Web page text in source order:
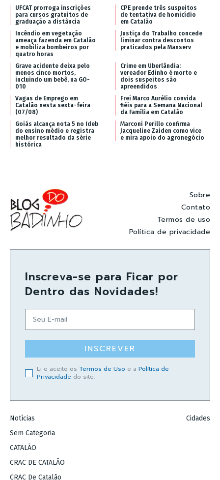
UFCAT prorroga inscrições
para cursos gratuitos de
graduação a distância
CPE prende três suspeitos
de tentativa de homicídio
em Catalão
Incêndio em vegetação
ameaça fazenda em Catalão
e mobiliza bombeiros por
quatro horas
Justiça do Trabalho concede
liminar contra descontos
praticados pela Manserv
Grave acidente deixa pelo
menos cinco mortos,
incluindo um bebê, na GO-
010
Crime em Uberlândia:
vereador Edinho é morto e
dois suspeitos são
apreendidos
Vagas de Emprego em
Catalão nesta sexta-feira
(07/08)
Frei Marco Aurélio convida
fiéis para a Semana Nacional
da Família em Catalão
Goiás alcança nota 5 no Ideb
do ensino médio e registra
melhor resultado da série
histórica
Marconi Perillo confirma
Jacqueline Zaiden como vice
e mira apoio do agronegócio
Sobre
Contato
Termos de uso
Política de privacidade
Inscreva-se para Ficar por
Dentro das Novidades!
INSCREVER
Li e aceito os Termos de Uso e a Política de
Privacidade do site.
Notícias
Sem Categoria
CATALÃO
CRAC DE CATALÃO
CRAC De Catalão
Cidades